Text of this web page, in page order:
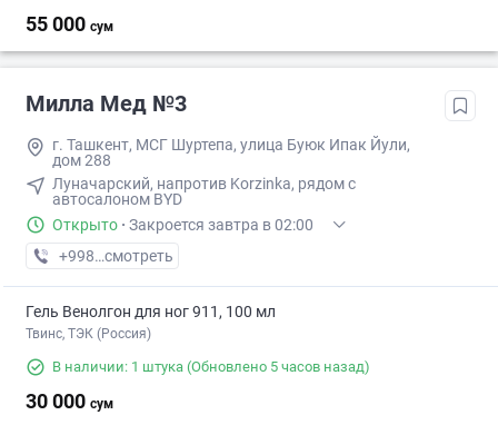
55 000 сум
Милла Мед №3
г. Ташкент, МСГ Шуртепа, улица Буюк Ипак Йули,
дом 288
Луначарский, напротив Korzinka, рядом с
автосалоном BYD
Открыто · Закроется завтра в 02:00
+998 (95) XXX-XX-XX
смотреть
Гель Венолгон для ног 911, 100 мл
Твинс, ТЭК (Россия)
В наличии: 1 штука (Обновлено 5 часов назад)
30 000 сум